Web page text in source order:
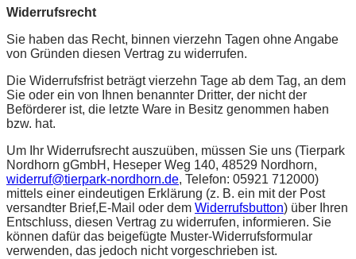
Widerrufsrecht
Sie haben das Recht, binnen vierzehn Tagen ohne Angabe
von Gründen diesen Vertrag zu widerrufen.
Die Widerrufsfrist beträgt vierzehn Tage ab dem Tag, an dem
Sie oder ein von Ihnen benannter Dritter, der nicht der
Beförderer ist, die letzte Ware in Besitz genommen haben
bzw. hat.
Um Ihr Widerrufsrecht auszuüben, müssen Sie uns (Tierpark
Nordhorn gGmbH, Heseper Weg 140, 48529 Nordhorn,
widerruf@tierpark-nordhorn.de, Telefon: 05921 712000)
mittels einer eindeutigen Erklärung (z. B. ein mit der Post
versandter Brief,E-Mail oder dem Widerrufsbutton) über Ihren
Entschluss, diesen Vertrag zu widerrufen, informieren. Sie
können dafür das beigefügte Muster-Widerrufsformular
verwenden, das jedoch nicht vorgeschrieben ist.